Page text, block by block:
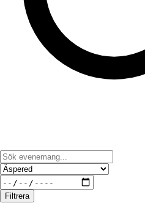
Filtrera